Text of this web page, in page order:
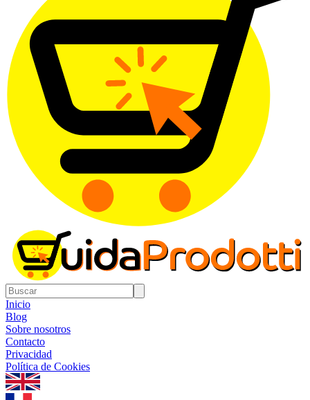
Inicio
Blog
Sobre nosotros
Contacto
Privacidad
Política de Cookies